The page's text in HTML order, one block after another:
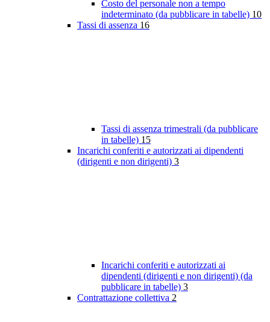
Costo del personale non a tempo
indeterminato (da pubblicare in tabelle) 10
Tassi di assenza 16
Tassi di assenza trimestrali (da pubblicare
in tabelle) 15
Incarichi conferiti e autorizzati ai dipendenti
(dirigenti e non dirigenti) 3
Incarichi conferiti e autorizzati ai
dipendenti (dirigenti e non dirigenti) (da
pubblicare in tabelle) 3
Contrattazione collettiva 2